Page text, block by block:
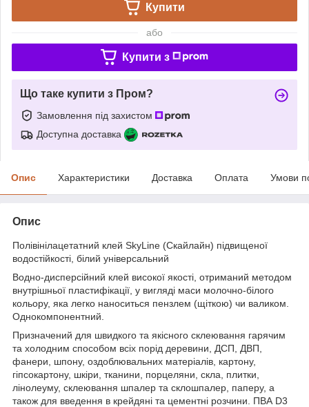
Купити
або
Купити з
Що таке купити з Пром?
Замовлення під захистом
Доступна доставка
Опис Характеристики Доставка Оплата Умови
Опис
Полівінілацетатний клей SkyLine (Скайлайн) підвищеної
водостійкості, білий універсальний
Водно-дисперсійний клей високої якості, отриманий методом
внутрішньої пластифікації, у вигляді маси молочно-білого
кольору, яка легко наноситься пензлем (щіткою) чи валиком.
Однокомпонентний.
Призначений для швидкого та якісного склеювання гарячим
та холодним способом всіх порід деревини, ДСП, ДВП,
фанери, шпону, оздоблювальних матеріалів, картону,
гіпсокартону, шкіри, тканини, порцеляни, скла, плитки,
лінолеуму, склеювання шпалер та склошпалер, паперу, а
також для введення в крейдяні та цементні розчини. ПВА D3